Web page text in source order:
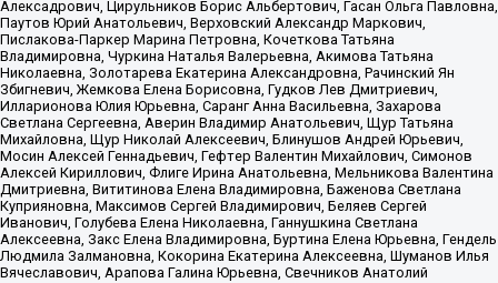
Алексадрович, Цирульников Борис Альбертович, Гасан Ольга Павловна,
Паутов Юрий Анатольевич, Верховский Александр Маркович,
Пислакова-Паркер Марина Петровна, Кочеткова Татьяна
Владимировна, Чуркина Наталья Валерьевна, Акимова Татьяна
Николаевна, Золотарева Екатерина Александровна, Рачинский Ян
Збигневич, Жемкова Елена Борисовна, Гудков Лев Дмитриевич,
Илларионова Юлия Юрьевна, Саранг Анна Васильевна, Захарова
Светлана Сергеевна, Аверин Владимир Анатольевич, Щур Татьяна
Михайловна, Щур Николай Алексеевич, Блинушов Андрей Юрьевич,
Мосин Алексей Геннадьевич, Гефтер Валентин Михайлович, Симонов
Алексей Кириллович, Флиге Ирина Анатольевна, Мельникова Валентина
Дмитриевна, Вититинова Елена Владимировна, Баженова Светлана
Куприяновна, Максимов Сергей Владимирович, Беляев Сергей
Иванович, Голубева Елена Николаевна, Ганнушкина Светлана
Алексеевна, Закс Елена Владимировна, Буртина Елена Юрьевна, Гендель
Людмила Залмановна, Кокорина Екатерина Алексеевна, Шуманов Илья
Вячеславович, Арапова Галина Юрьевна, Свечников Анатолий